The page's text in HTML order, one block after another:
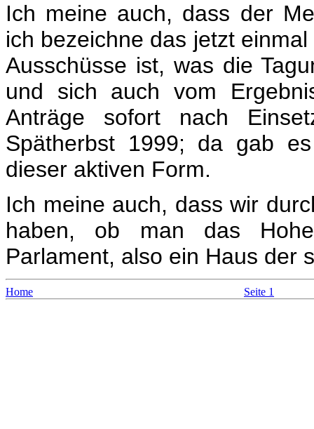
Ich meine auch, dass der
ich bezeichne das jetzt
Ausschüsse ist, was die
und sich auch vom
Anträge sofort nach
Spätherbst 1999; da gab
dieser aktiven Form.
Ich meine auch, dass wir
haben, ob man das
Parlament, also ein Haus der
Home Seite 1